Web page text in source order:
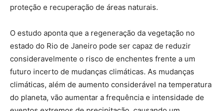
proteção e recuperação de áreas naturais.
O estudo aponta que a regeneração da vegetação no
estado do Rio de Janeiro pode ser capaz de reduzir
consideravelmente o risco de enchentes frente a um
futuro incerto de mudanças climáticas. As mudanças
climáticas, além de aumento considerável na temperatura
do planeta, vão aumentar a frequência e intensidade de